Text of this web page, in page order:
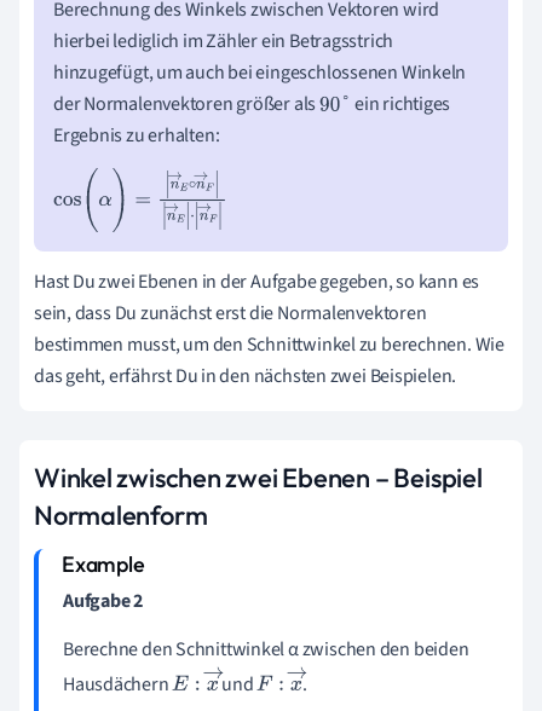
Berechnung des Winkels zwischen Vektoren wird
hierbei lediglich im Zähler ein Betragsstrich
hinzugefügt, um auch bei eingeschlossenen Winkeln
der Normalenvektoren größer als90° ein richtiges
Ergebnis zu erhalten:
cos(α )= n→ E∘ n→Fn→E·
Hast Du zwei Ebenen in der Aufgabe gegeben, so kann es
sein, dass Du zunächst erst die Normalenvektoren
bestimmen musst, um den Schnittwinkel zu berechnen. Wie
das geht, erfährst Du in den nächsten zwei Beispielen.
Winkel zwischen zwei Ebenen – Beispiel
Normalenform
Aufgabe 2
Berechne den Schnittwinkel α zwischen den beiden
HausdächernE:x → undF:x → .